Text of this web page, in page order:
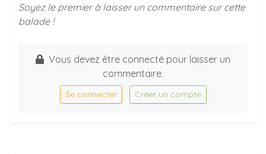
Soyez le premier à laisser un commentaire sur cette
balade !
Vous devez être connecté pour laisser un
commentaire.
Se connecter Créer un compte